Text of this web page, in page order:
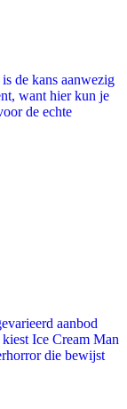
de kans aanwezig
want hier kun je
de echte
aanbod
Ice Cream Man
die bewijst